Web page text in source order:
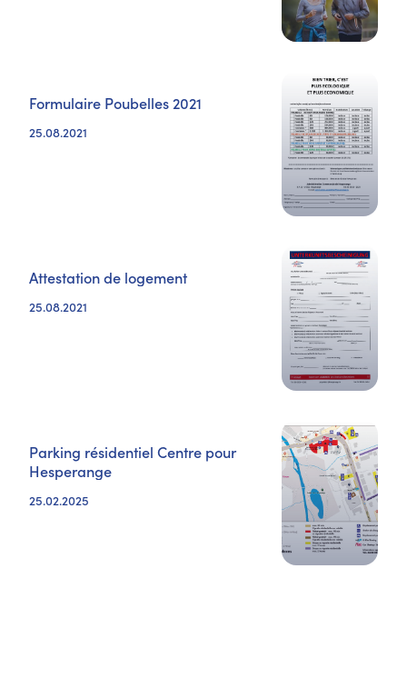
Formulaire Poubelles 2021
25.08.2021
Attestation de logement
25.08.2021
Parking résidentiel Centre pour
Hesperange
25.02.2025